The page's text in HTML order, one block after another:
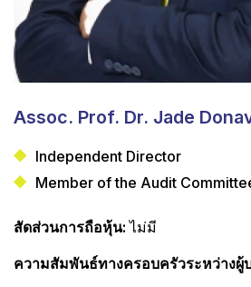
Assoc. Prof. Dr. Jade
Independent Director
Member of the Audit
สัดส่วนการถือหุ้น:ไม่มี
ความสัมพันธ์ทางครอบครัวระหว่างผู้